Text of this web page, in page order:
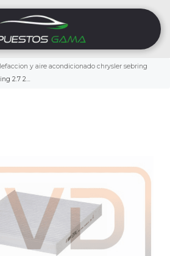
y aire acondicionado chrysler sebring
2010